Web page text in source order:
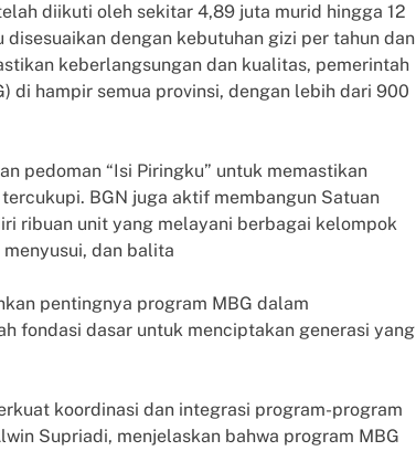
diikuti oleh sekitar 4,89 juta murid hingga 12
disesuaikan dengan kebutuhan gizi per tahun dan
keberlangsungan dan kualitas, pemerintah
di hampir semua provinsi, dengan lebih dari 900
pedoman “Isi Piringku” untuk memastikan
BGN juga aktif membangun Satuan
ribuan unit yang melayani berbagai kelompok
dan balita
pentingnya program MBG dalam
fondasi dasar untuk menciptakan generasi yang
koordinasi dan integrasi program-program
Supriadi, menjelaskan bahwa program MBG